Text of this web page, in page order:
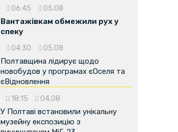
06:45 05.08
Вантажівкам обмежили рух у
спеку
04:30 05.08
Полтавщина лідирує щодо
новобудов у програмах єОселя та
єВідновлення
18:15 04.08
У Полтаві встановили унікальну
музейну експозицію з